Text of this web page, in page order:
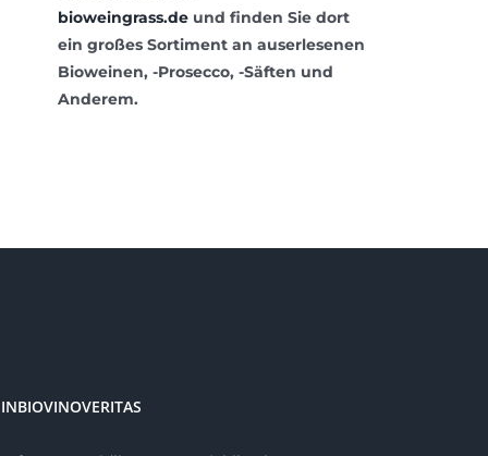
bioweingrass.deund finden Sie dort
ein großes Sortiment an auserlesenen
Bioweinen, -Prosecco, -Säften und
Anderem.
INBIOVINOVERITAS